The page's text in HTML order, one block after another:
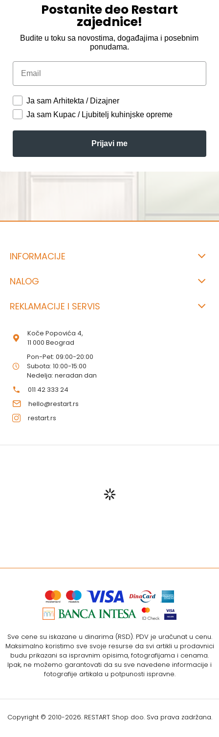
Postanite deo Restart
zajednice!
Budite u toku sa novostima, događajima i posebnim
ponudama.
Email
Ja sam Arhitekta / Dizajner
Ja sam Kupac / Ljubitelj kuhinjske opreme
Prijavi me
INFORMACIJE
NALOG
REKLAMACIJE I SERVIS
Koče Popovića 4,
11 000 Beograd
Pon-Pet: 09:00-20:00
Subota: 10:00-15:00
Nedelja: neradan dan
011 42 333 24
hello@restart.rs
restart.rs
Sve cene su iskazane u dinarima (RSD). PDV je uračunat u cenu.
Maksimalno koristimo sve svoje resurse da svi artikli u prodavnici
budu prikazani sa ispravnim opisima, fotografijama i cenama.
Ipak, ne možemo garantovati da su sve navedene informacije i
fotografije artikala u potpunosti ispravne.
Copyright © 2010-2026. RESTART Shop doo. Sva prava zadržana.